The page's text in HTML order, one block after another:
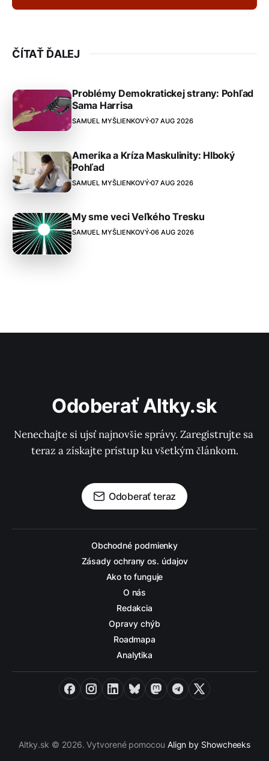
ČÍTAŤ ĎALEJ
Problémy Demokratickej strany: Pohľad
Sama Harrisa
SAMUEL MYŠLIENKOVÝ 07 AUG 2026
Amerika a Kríza Maskulinity: Hlboký
Pohľad
SAMUEL MYŠLIENKOVÝ 07 AUG 2026
My sme veci Veľkého Tresku
SAMUEL MYŠLIENKOVÝ 06 AUG 2026
Odoberať Altky.sk
Nenechajte si ujsť najnovšie správy. Zaregistrujte sa
teraz a získajte prístup ku všetkým článkom.
Odoberať teraz
Obchodné podmienky
Zásady ochrany os. údajov
Ako to funguje
O nás
Redakcia
Opravy chýb
Roadmapa
Analytika
FacebookInstagramLinkedInBlueskyMastodon
Telegram
X
Altky.sk © 2026. Vytvorené pomocou Align by Showcheeks